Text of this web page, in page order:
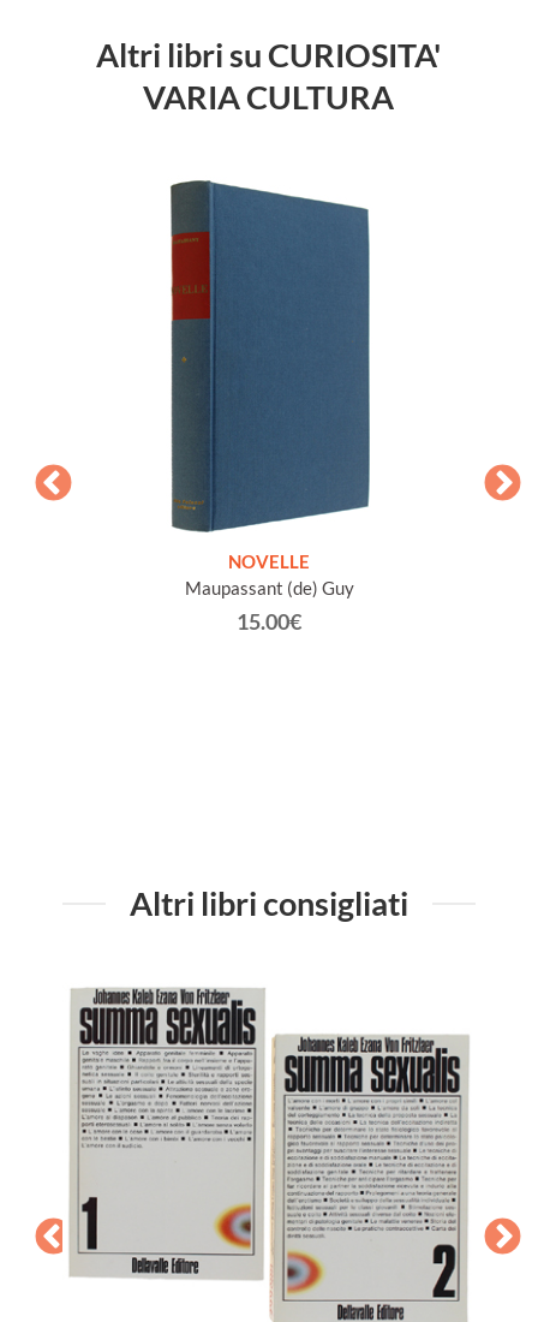
Altri libri su CURIOSITA'
VARIA CULTURA
NOVELLE
Maupassant (de) Guy
15.00€
Altri libri consigliati